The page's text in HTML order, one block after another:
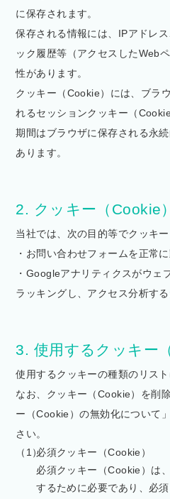
に保存されます。
保存される情報には、IPアドレ
ック履歴等（アクセスしたWeb
性があります。
クッキー（Cookie）には、ブラ
れるセッションクッキー（
期間はブラウザに保存される永
あります。
2. クッキー（Cookie
当社では、次の目的等でクッキ
・お問い合わせフォームを正常
・Googleアナリティクスがウェ
ラッキングし、アクセス分析す
3. 使用するクッキー
使用するクッキーの種類のリスト
なお、クッキー（Cookie）を削
ー（Cookie）の無効化について
さい。
必須クッキー（Cookie）
必須クッキー（Cookie）は
するために必要であり、必